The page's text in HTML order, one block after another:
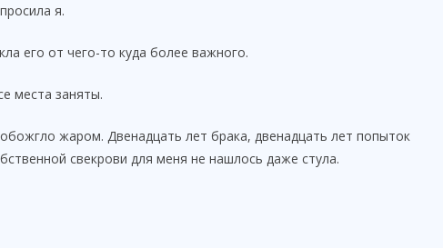
я.
его от чего-то куда более важного.
места заняты.
жаром. Двенадцать лет брака, двенадцать лет попыток
свекрови для меня не нашлось даже стула.